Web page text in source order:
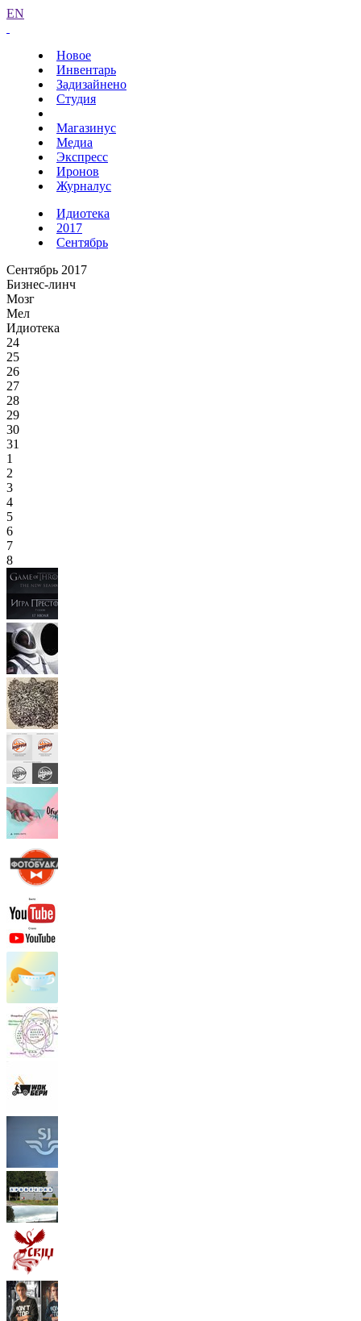
EN
Новое
Инвентарь
Задизайнено
Студия
Магазинус
Медиа
Экспресс
Иронов
Журналус
Идиотека
2017
Сентябрь
Сентябрь 2017
Бизнес-линч
Мозг
Мел
Идиотека
24
25
26
27
28
29
30
31
1
2
3
4
5
6
7
8